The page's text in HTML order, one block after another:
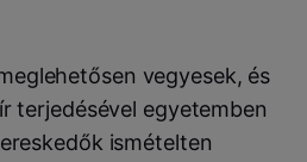
vegyesek, és
terjedésével egyetemben
ismételten